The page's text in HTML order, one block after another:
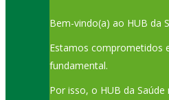
Bem-vindo(a) ao HUB da
Estamos comprometidos
fundamental.
Por isso, o HUB da